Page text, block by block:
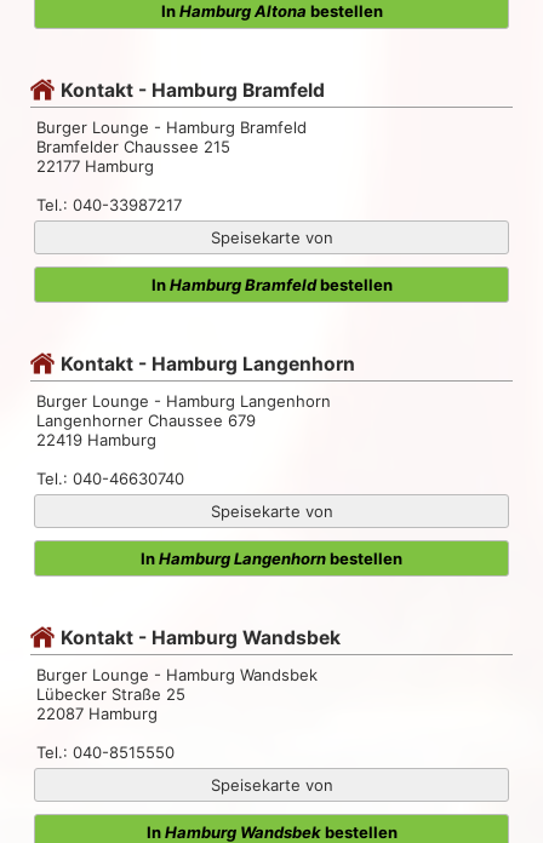
InHamburg Altona bestellen
Kontakt - Hamburg Bramfeld
Burger Lounge - Hamburg Bramfeld
Bramfelder Chaussee 215
22177 Hamburg
Tel.: 040-33987217
Speisekarte von
InHamburg Bramfeldbestellen
Kontakt - Hamburg Langenhorn
Burger Lounge - Hamburg Langenhorn
Langenhorner Chaussee 679
22419 Hamburg
Tel.: 040-46630740
Speisekarte von
InHamburg Langenhornbestellen
Kontakt - Hamburg Wandsbek
Burger Lounge - Hamburg Wandsbek
Lübecker Straße 25
22087 Hamburg
Tel.: 040-8515550
Speisekarte von
InHamburg Wandsbekbestellen